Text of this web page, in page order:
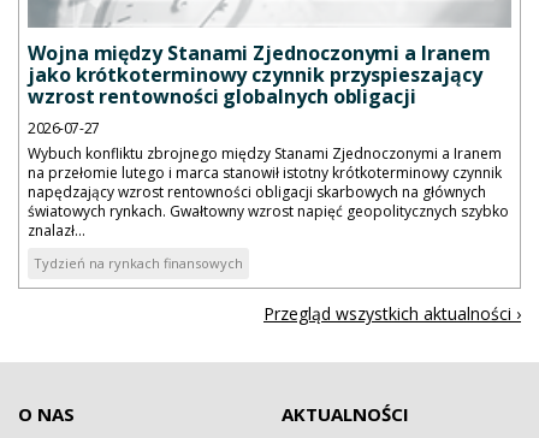
Wojna między Stanami Zjednoczonymi a Iranem
jako krótkoterminowy czynnik przyspieszający
wzrost rentowności globalnych obligacji
2026-07-27
Wybuch konfliktu zbrojnego między Stanami Zjednoczonymi a Iranem
na przełomie lutego i marca stanowił istotny krótkoterminowy czynnik
napędzający wzrost rentowności obligacji skarbowych na głównych
światowych rynkach. Gwałtowny wzrost napięć geopolitycznych szybko
znalazł...
Tydzień na rynkach finansowych
Przegląd wszystkich aktualności ›
O NAS AKTUALNOŚCI